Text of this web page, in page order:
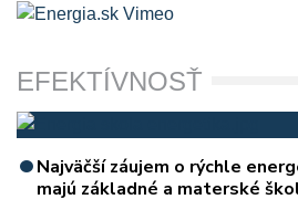
EFEKTÍVNOSŤ
Najväčší záujem o rýchle
majú základné a materské